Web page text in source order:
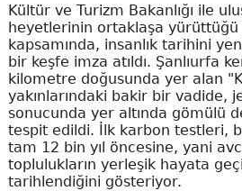
Kültür ve Turizm Bakanlığı ile
heyetlerinin ortaklaşa yürüttüğü
kapsamında, insanlık tarihini
bir keşfe imza atıldı. Şanlıurfa
kilometre doğusunda yer alan
yakınlarındaki bakir bir vadide,
sonucunda yer altında gömülü
tespit edildi. İlk karbon testleri,
tam 12 bin yıl öncesine, yani
toplulukların yerleşik hayata
tarihlendiğini gösteriyor.